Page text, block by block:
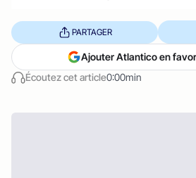
Écoutez cet article0:00min
PARTAGER
Ajouter Atlantico en